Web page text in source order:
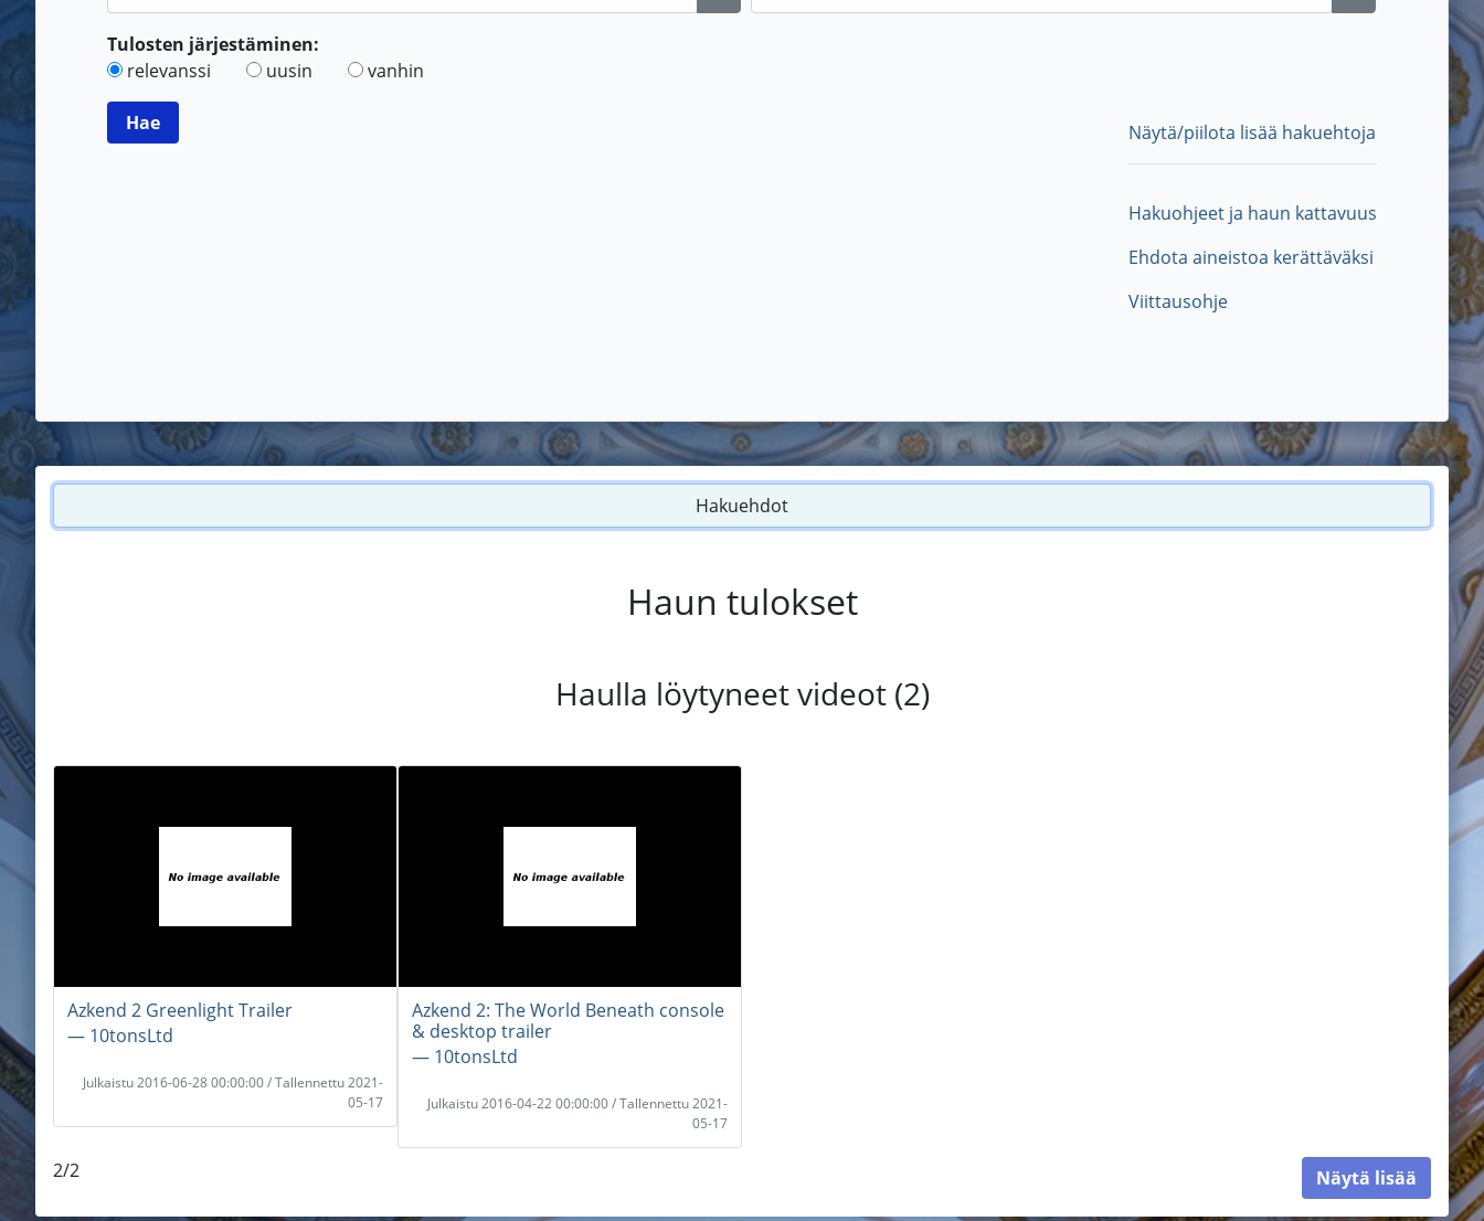
Tulosten järjestäminen:
relevanssi
uusin vanhin
Näytä/piilota lisää hakuehtoja
Hakuohjeet ja haun kattavuus
Ehdota aineistoa kerättäväksi
Viittausohje
Hakuehdot
Haun tulokset
Haulla löytyneet videot (2)
Azkend 2 Greenlight Trailer
― 10tonsLtd
Julkaistu 2016-06-28 00:00:00 / Tallennettu 2021-
05-17
Azkend 2: The World Beneath console
& desktop trailer
― 10tonsLtd
Julkaistu 2016-04-22 00:00:00 / Tallennettu 2021-
05-17
2/2 Näytä lisää